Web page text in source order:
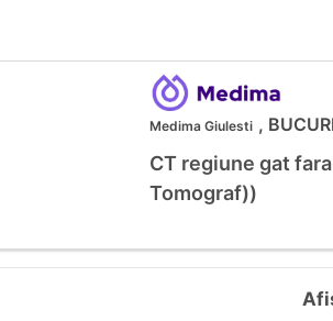
Medima Giulesti ,
CT regiune gat
Tomograf))